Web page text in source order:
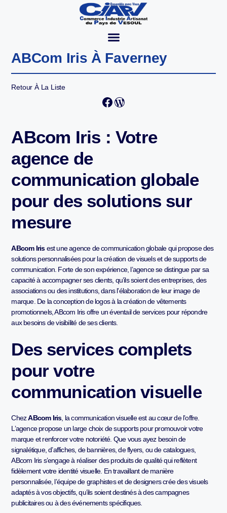
ABCom Iris À Faverney
Retour À La Liste
ABcom Iris : Votre
agence de
communication globale
pour des solutions sur
mesure
ABcom Irisest une agence de communication globale qui propose des
solutions personnalisées pour la création de visuels et de supports de
communication. Forte de son expérience, l’agence se distingue par sa
capacité à accompagner ses clients, qu’ils soient des entreprises, des
associations ou des institutions, dans l’élaboration de leur image de
marque. De la conception de logos à la création de vêtements
promotionnels, ABcom Iris offre un éventail de services pour répondre
aux besoins de visibilité de ses clients.
Des services complets
pour votre
communication visuelle
ChezABcom Iris, la communication visuelle est au cœur de l’offre.
L’agence propose un large choix de supports pour promouvoir votre
marque et renforcer votre notoriété. Que vous ayez besoin de
signalétique, d’affiches, de bannières, de flyers, ou de catalogues,
ABcom Iris s’engage à réaliser des produits de qualité qui reflètent
fidèlement votre identité visuelle. En travaillant de manière
personnalisée, l’équipe de graphistes et de designers crée des visuels
adaptés à vos objectifs, qu’ils soient destinés à des campagnes
publicitaires ou à des événements spécifiques.